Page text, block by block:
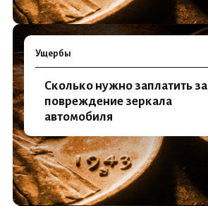
Ущербы
Сколько нужно заплатить за
повреждение зеркала
автомобиля